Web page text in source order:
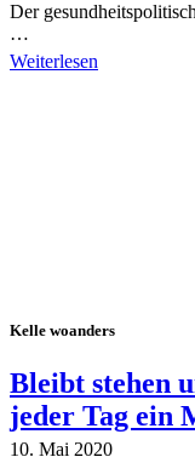
Der
…
Weiterlesen
Kelle woanders
Bleibt stehen
jeder Tag ein
10. Mai 2020